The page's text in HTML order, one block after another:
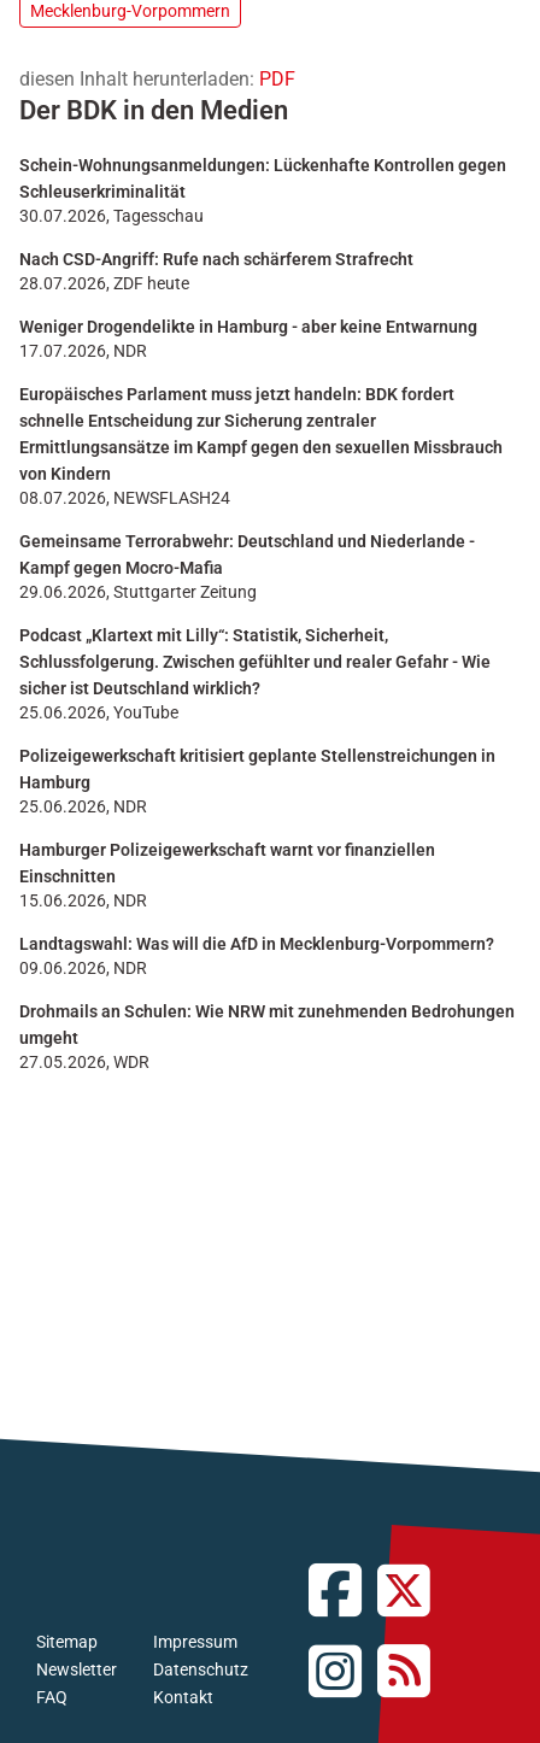
Mecklenburg-Vorpommern
diesen Inhalt herunterladen: PDF
Der BDK in den Medien
Schein-Wohnungsanmeldungen: Lückenhafte Kontrollen gegen
Schleuserkriminalität
30.07.2026, Tagesschau
Nach CSD-Angriff: Rufe nach schärferem Strafrecht
28.07.2026, ZDF heute
Weniger Drogendelikte in Hamburg - aber keine Entwarnung
17.07.2026, NDR
Europäisches Parlament muss jetzt handeln: BDK fordert
schnelle Entscheidung zur Sicherung zentraler
Ermittlungsansätze im Kampf gegen den sexuellen Missbrauch
von Kindern
08.07.2026, NEWSFLASH24
Gemeinsame Terrorabwehr: Deutschland und Niederlande -
Kampf gegen Mocro-Mafia
29.06.2026, Stuttgarter Zeitung
Podcast „Klartext mit Lilly“: Statistik, Sicherheit,
Schlussfolgerung. Zwischen gefühlter und realer Gefahr - Wie
sicher ist Deutschland wirklich?
25.06.2026, YouTube
Polizeigewerkschaft kritisiert geplante Stellenstreichungen in
Hamburg
25.06.2026, NDR
Hamburger Polizeigewerkschaft warnt vor finanziellen
Einschnitten
15.06.2026, NDR
Landtagswahl: Was will die AfD in Mecklenburg-Vorpommern?
09.06.2026, NDR
Drohmails an Schulen: Wie NRW mit zunehmenden Bedrohungen
umgeht
27.05.2026, WDR
FAQ
Newsletter
Sitemap
Kontakt
Datenschutz
Impressum